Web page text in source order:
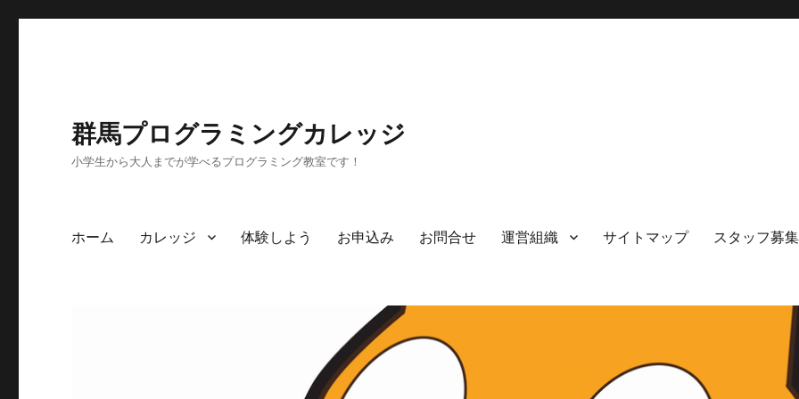
群馬プログラミングカレッジ
小学生から大人までが学べるプログラミング教室です！
ホーム カレッジ 体験しよう お申込み お問合せ 運営組織 サイトマップ スタッフ募集